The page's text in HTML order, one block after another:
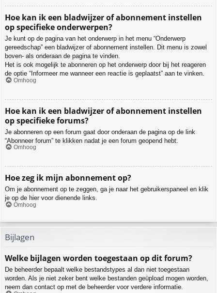
Hoe kan ik een bladwijzer of abonnement instellen
op specifieke onderwerpen?
Je kunt op de pagina van het onderwerp in het menu “Onderwerp
gereedschap” een bladwijzer of abonnement instellen. Dit menu is zowel
boven- als onderaan de pagina te vinden.
Het is ook mogelijk te abonneren op het onderwerp door bij het reageren
de optie “Informeer me wanneer een reactie is geplaatst” aan te vinken.
Omhoog
Hoe kan ik een bladwijzer of abonnement instellen
op specifieke forums?
Je abonneren op een forum gaat door onderaan de pagina op de link
“Abonneer forum” te klikken nadat je een forum geopend hebt.
Omhoog
Hoe zeg ik mijn abonnement op?
Om je abonnement op te zeggen, ga je naar het gebruikerspaneel en klik
je op de hier voor dienende links.
Omhoog
Bijlagen
Welke bijlagen worden toegestaan op dit forum?
De beheerder bepaalt welke bestandstypes al dan niet toegestaan
worden. Als je niet zeker bent welke bestanden geüpload mogen worden,
neem dan contact op met de beheerder voor verdere informatie.